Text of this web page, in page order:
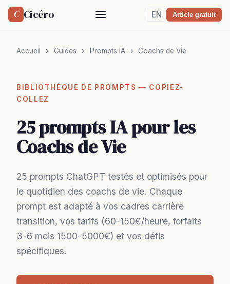
C Cicéro EN Article gratuit
Accueil › Guides › Prompts IA › Coachs de Vie
BIBLIOTHÈQUE DE PROMPTS — COPIEZ-
COLLEZ
25 prompts IA pour les
Coachs de Vie
25 prompts ChatGPT testés et optimisés pour
le quotidien des coachs de vie. Chaque
prompt est adapté à vos cadres carrière
transition, vos tarifs (60-150€/heure, forfaits
3-6 mois 1500-5000€) et vos défis
spécifiques.